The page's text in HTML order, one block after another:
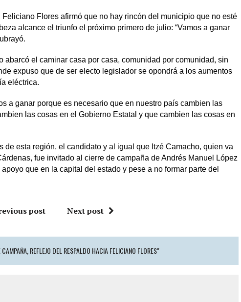
Flores afirmó que no hay rincón del municipio que no esté
alcance el triunfo el próximo primero de julio: “Vamos a ganar
abarcó el caminar casa por casa, comunidad por comunidad, sin
expuso que de ser electo legislador se opondrá a los aumentos
eléctrica.
a ganar porque es necesario que en nuestro país cambien las
las cosas en el Gobierno Estatal y que cambien las cosas en
de esta región, el candidato y al igual que Itzé Camacho, quien va
fue invitado al cierre de campaña de Andrés Manuel López
que en la capital del estado y pese a no formar parte del
post Next post
REFLEJO DEL RESPALDO HACIA FELICIANO FLORES"